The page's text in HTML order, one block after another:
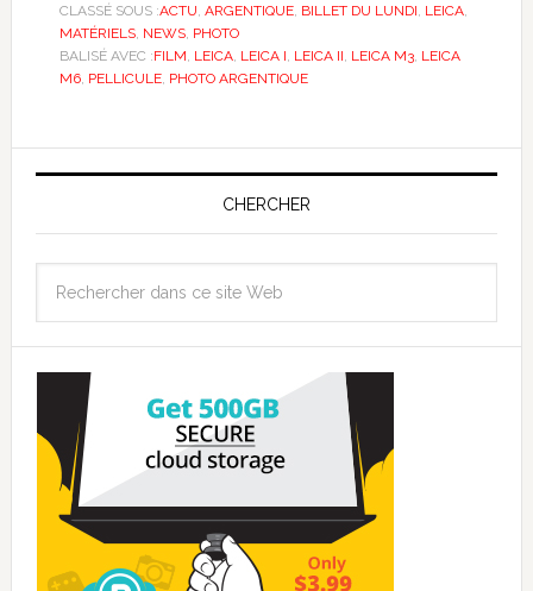
CLASSÉ SOUS :ACTU ARGENTIQUE, BILLET DU LUNDI LEICA,
MATÉRIELS, NEWS, PHOTO
BALISÉ AVEC :FILM LEICA, LEICA I LEICA II LEICA M3, LEICA
M6, PELLICULE, PHOTO ARGENTIQUE
CHERCHER